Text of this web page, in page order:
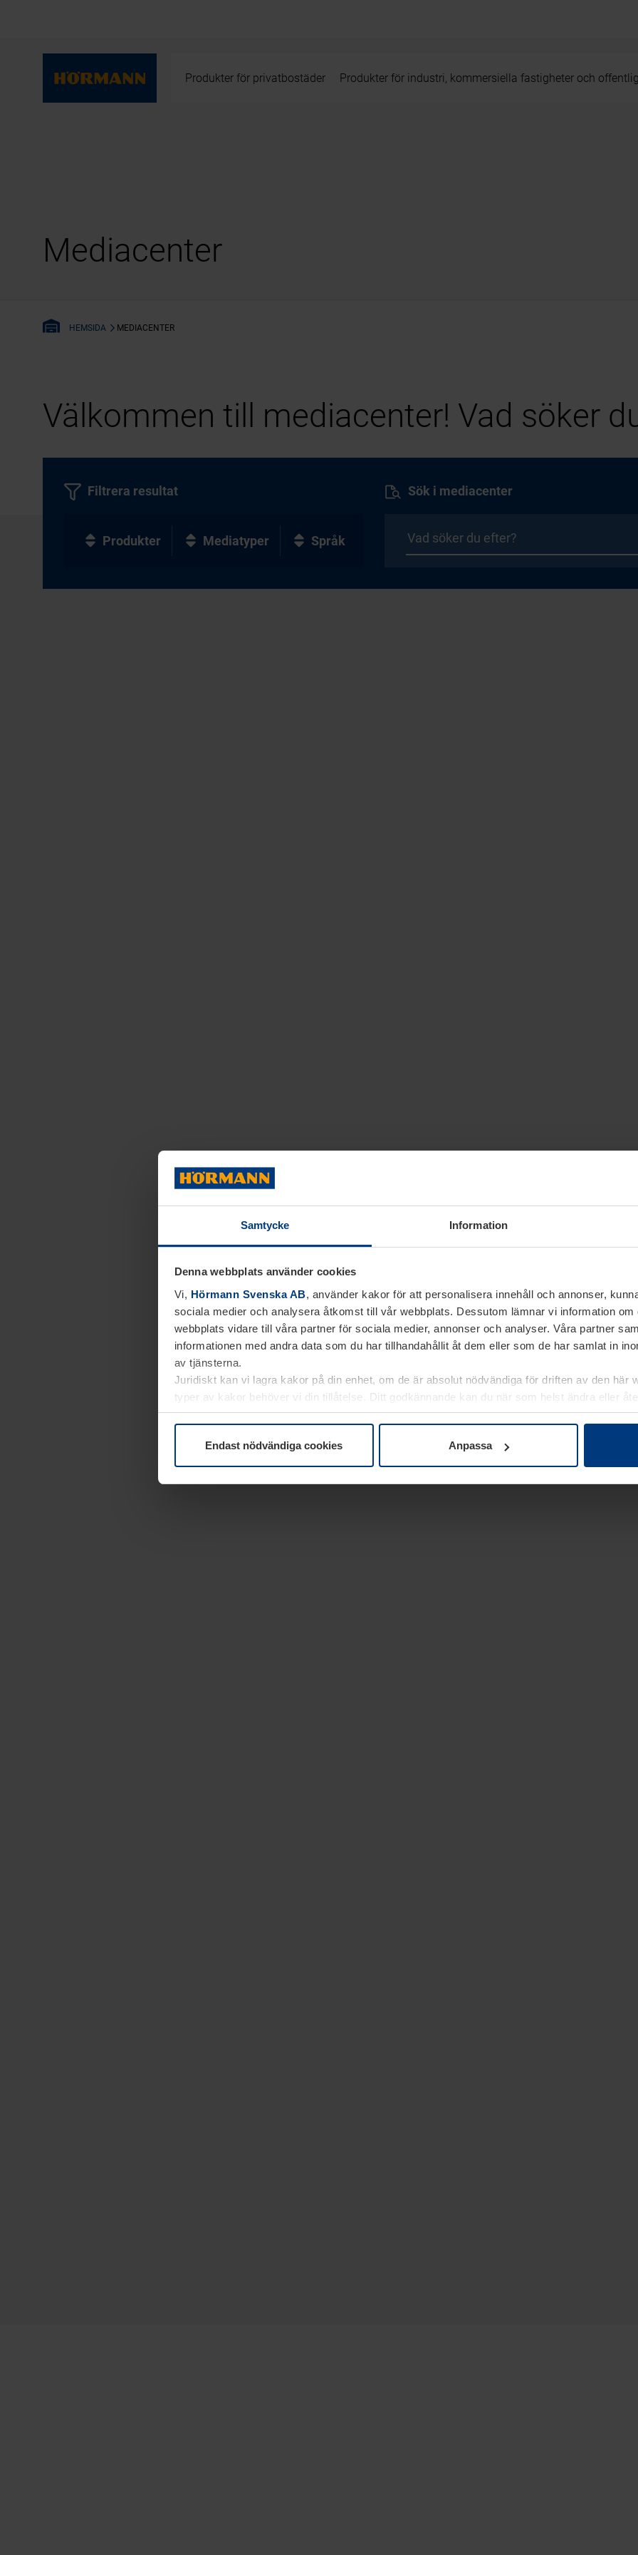
Samtycke Information
Denna webbplats använder cookies
Vi, Hörmann Svenska AB, använder kakor för att personalisera innehåll och annonser,
sociala medier och analysera åtkomst till vår webbplats. Dessutom lämnar vi information om
webbplats vidare till våra partner för sociala medier, annonser och analyser. Våra partner
informationen med andra data som du har tillhandahållit åt dem eller som de har samlat in
av tjänsterna.
Juridiskt kan vi lagra kakor på din enhet, om de är absolut nödvändiga för driften av den här
typer av kakor behöver vi din tillåtelse. Ditt godkännande kan du när som helst ändra eller
kakor underDataskyddsförklaringpå vår webbplats.
Endast nödvändiga cookies Anpassa
Produkter för privatbostäder Produkter för industri, kommersiella fastigheter och
Mediacenter
HEMSIDA MEDIACENTER
Välkommen till mediacenter! Vad söker
Sök i mediacenter
Filtrera resultat
Produkter Mediatyper Språk